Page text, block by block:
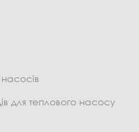
для теплового насосу